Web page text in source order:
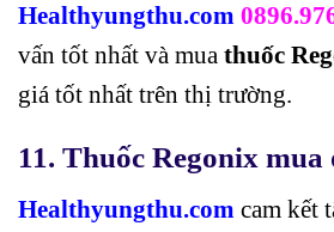
Healthyungthu.com
vấn tốt nhất và mua thuốc
giá tốt nhất trên thị trường.
11. Thuốc Regonix mua
Healthyungthu.com cam kết